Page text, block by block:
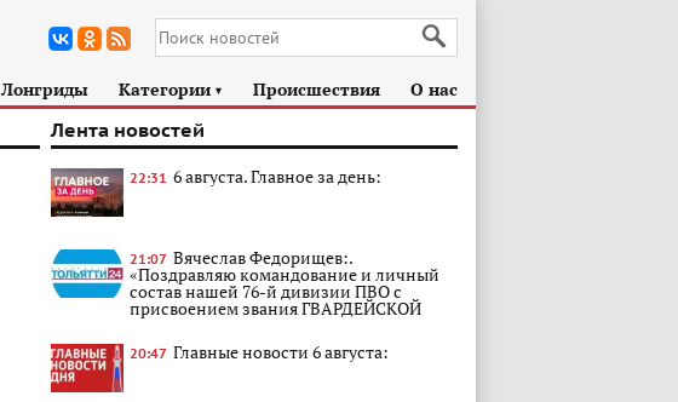
Лонгриды Категории ► Происшествия О нас
Лента новостей
22:31 6 августа. Главное за день:
21:07 Вячеслав Федорищев:.
«Поздравляю командование и личный
состав нашей 76-й дивизии ПВО с
присвоением звания ГВАРДЕЙСКОЙ
20:47 Главные новости 6 августа: